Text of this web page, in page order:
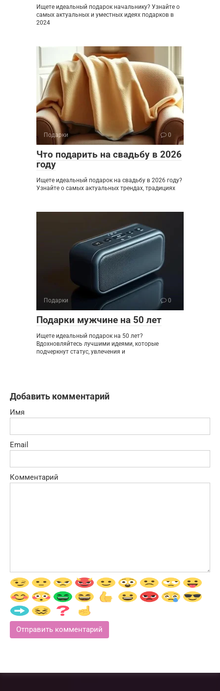
Ищете идеальный подарок начальнику? Узнайте о
самых актуальных и уместных идеях подарков в
2024
Подарки 0
Что подарить на свадьбу в 2026
году
Ищете идеальный подарок на свадьбу в 2026 году?
Узнайте о самых актуальных трендах, традициях
Подарки 0
Подарки мужчине на 50 лет
Ищете идеальный подарок на 50 лет?
Вдохновляйтесь лучшими идеями, которые
подчеркнут статус, увлечения и
Добавить комментарий
Имя
Email
Комментарий